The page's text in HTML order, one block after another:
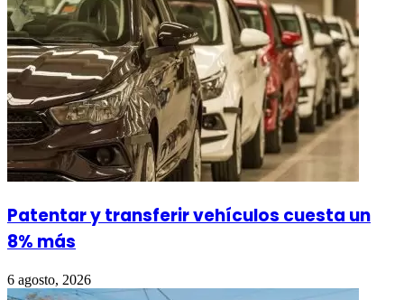
Patentar y transferir vehículos cuesta un
8% más
6 agosto, 2026